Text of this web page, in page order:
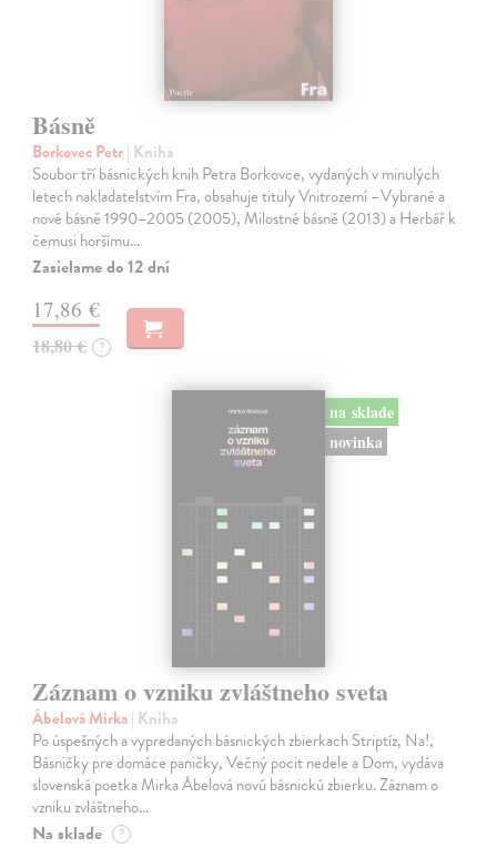
Básně
Borkovec Petr| Kniha
Soubor tří básnických knih Petra Borkovce, vydaných v minulých
letech nakladatelstvím Fra, obsahuje tituly Vnitrozemí –Vybrané a
nové básně 1990–2005 (2005), Milostné básně (2013) a Herbář k
čemusi horšímu…
Zasielame do 12 dní
17,86 €
18,80 € ?
na sklade
novinka
Záznam o vzniku zvláštneho sveta
Ábelová Mirka| Kniha
Po úspešných a vypredaných básnických zbierkach Striptíz, Na!,
Básničky pre domáce paničky, Večný pocit nedele a Dom, vydáva
slovenská poetka Mirka Ábelová novú básnickú zbierku. Záznam o
vzniku zvláštneho…
Na sklade ?